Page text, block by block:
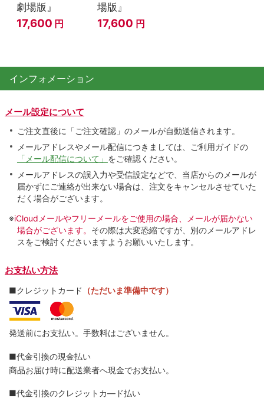
劇場版』
17,600 円
場版』
17,600 円
インフォメーション
メール設定について
ご注文直後に「ご注文確認」のメールが自動送信されます。
メールアドレスやメール配信につきましては、ご利用ガイドの
「メール配信について」 をご確認ください。
メールアドレスの誤入力や受信設定などで、当店からのメールが
届かずにご連絡が出来ない場合は、注文をキャンセルさせていた
だく場合がございます。
※iCloudメールやフリーメールをご使用の場合、メールが届かない
場合がございます。 その際は大変恐縮ですが、別のメールアドレ
スをご検討くださいますようお願いいたします。
お支払い方法
■クレジットカード （ただいま準備中です）
発送前にお支払い。手数料はございません。
■代金引換の現金払い
商品お届け時に配送業者へ現金でお支払い。
■代金引換のクレジットカ―ド払い